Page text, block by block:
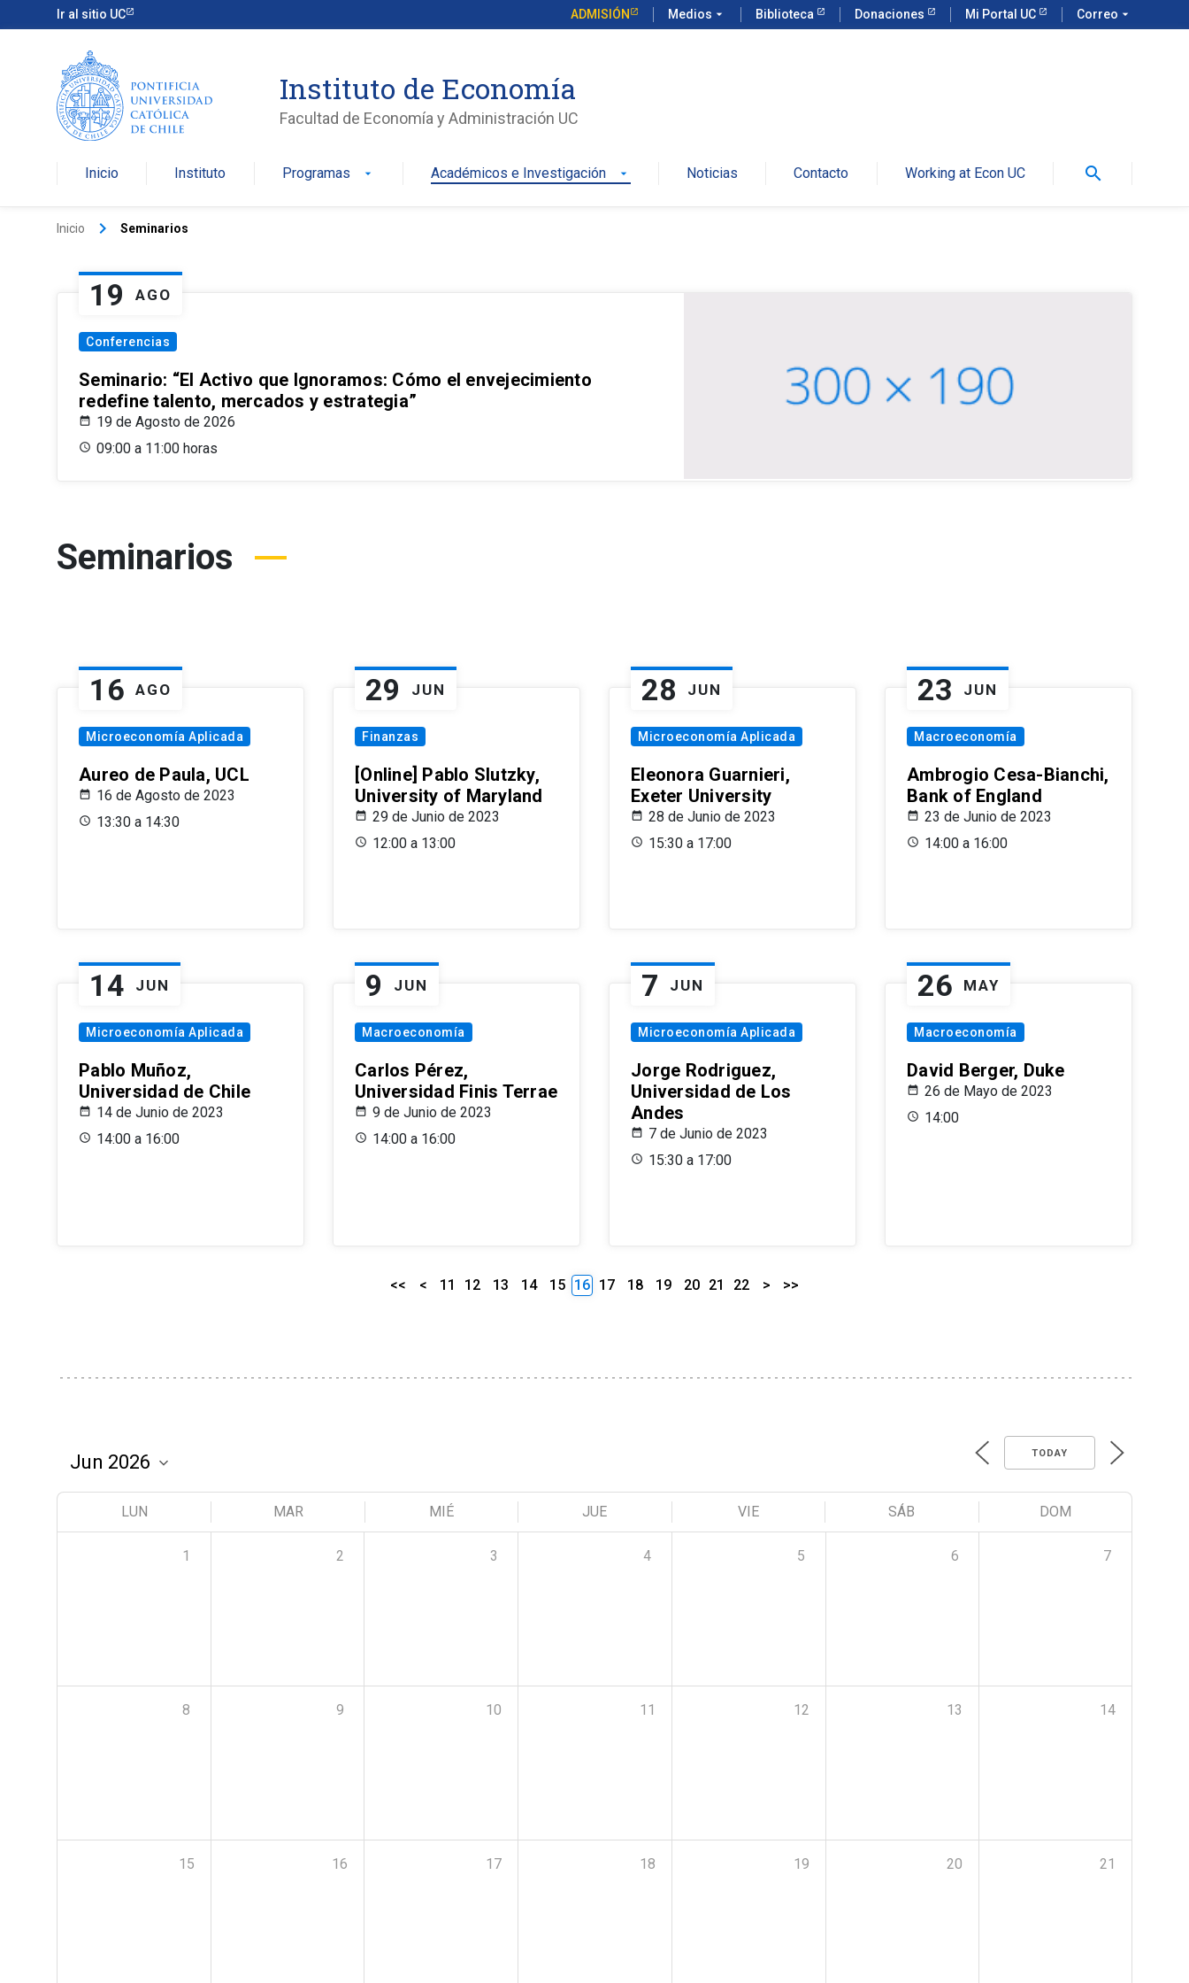
Ir al sitio UC ADMISIÓN Medios arrow_drop_down Biblioteca Donaciones Mi Portal UC Correo arrow_drop_down
Instituto de Economía
Facultad de Economía y Administración UC
Inicio Instituto Programas arrow_drop_down Académicos e Investigación arrow_drop_down Noticias Contacto Working at Econ UC search
Inicio keyboard_arrow_right Seminarios
19 AGO
Conferencias
Seminario: “El Activo que Ignoramos: Cómo el envejecimiento
redefine talento, mercados y estrategia”
19 de Agosto de 2026
09:00 a 11:00 horas
Seminarios
16 AGO
Microeconomía Aplicada
Aureo de Paula, UCL
16 de Agosto de 2023
13:30 a 14:30
29 JUN
Finanzas
[Online] Pablo Slutzky,
University of Maryland
29 de Junio de 2023
12:00 a 13:00
28 JUN
Microeconomía Aplicada
Eleonora Guarnieri,
Exeter University
28 de Junio de 2023
15:30 a 17:00
23 JUN
Macroeconomía
Ambrogio Cesa-Bianchi,
Bank of England
23 de Junio de 2023
14:00 a 16:00
14 JUN
Microeconomía Aplicada
Pablo Muñoz,
Universidad de Chile
14 de Junio de 2023
14:00 a 16:00
9 JUN
Macroeconomía
Carlos Pérez,
Universidad Finis Terrae
9 de Junio de 2023
14:00 a 16:00
7 JUN
Microeconomía Aplicada
Jorge Rodriguez,
Universidad de Los
Andes
7 de Junio de 2023
15:30 a 17:00
26 MAY
Macroeconomía
David Berger, Duke
26 de Mayo de 2023
14:00
<< < 11 12 13 14 15 16 17 18 19 20 21 22 > >>
TODAY
LUN MAR MIÉ JUE VIE SÁB DOM
1 2 3 4 5 6 7
8 9 10 11 12 13 14
15 16 17 18 19 20 21